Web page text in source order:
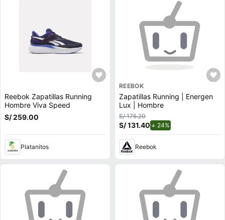
Reebok Zapatillas Running
Hombre Viva Speed
S/ 259.00
Platanitos
REEBOK
Zapatillas Running | Energen
Lux | Hombre
S/ 175.20
S/ 131.40 24%
Reebok